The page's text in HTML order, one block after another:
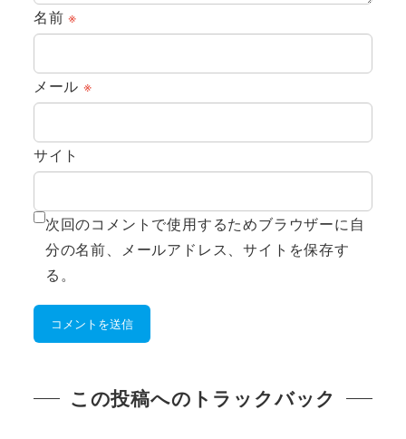
名前※
メール ※
サイト
次回のコメントで使用するためブラウザーに自
分の名前、メールアドレス、サイトを保存す
る。
この投稿へのトラックバック